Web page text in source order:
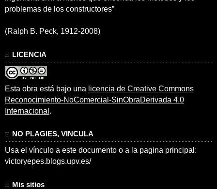
problemas de los constructores”
(Ralph B. Peck, 1912-2008)
LICENCIA
Esta obra está bajo una licencia de Creative Commons
Reconocimiento-NoComercial-SinObraDerivada 4.0
Internacional .
NO PLAGIES, VINCULA
Usa el vínculo a este documento o a la pagina principal:
victoryepes.blogs.upv.es/
Mis sitios